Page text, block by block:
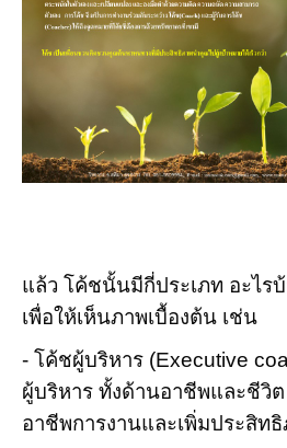
แล้ว โค้ชนั้นมีกี่ประเภท อะไร
เพื่อให้เห็นภาพเบื้องต้น เช่น
- โค้ชผู้บริหาร (Executive
ผู้บริหาร ทั้งด้านอาชีพและชีวิต
อาชีพการงานและเพิ่มประสิท